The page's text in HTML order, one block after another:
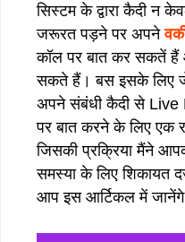
सिस्टम के द्वारा कैदी न
जरूरत पड़ने पर अपने
कॉल पर बात कर सकतें
सकते हैं। बस इसके लिए
अपने संबंधी कैदी से Live
पर बात करने के लिए एक
जिसकी प्रक्रिया मैंने
समस्या के लिए शिकायत
आप इस आर्टिकल में